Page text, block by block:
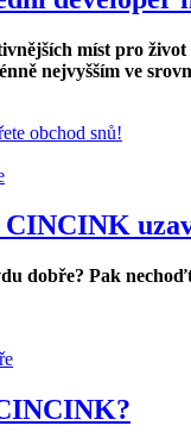
míst pro
nejvyšším ve
dobře? Pak